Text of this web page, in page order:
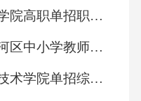
2027年山东高密职业学院高职单招职业适应性测试考试模拟试卷附答案详解【典型题】
2026年巴彦淖尔市临河区中小学教师招聘笔试备考试题及答案详解
2024年湖南电气职业技术学院单招综合素质考试题库附答案详解【夺分金卷】